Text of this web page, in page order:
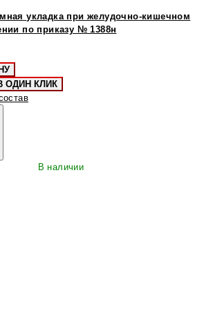
укладка при желудочно-кишечном
по приказу № 1388н
ОДИН КЛИК
В наличии